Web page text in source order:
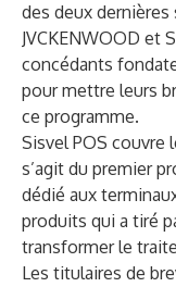
des deux dernières
JVCKENWOOD et
concédants
pour mettre leurs
ce programme.
Sisvel POS couvre
s’agit du premier
dédié aux
produits qui a tiré
transformer le
Les titulaires de